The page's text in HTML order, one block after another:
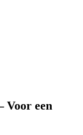
Voor een